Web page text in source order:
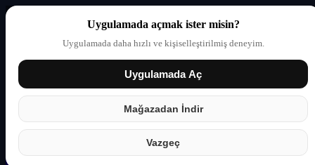
Uygulamada açmak ister misin?
Uygulamada daha hızlı ve kişiselleştirilmiş deneyim.
Uygulamada Aç
Mağazadan İndir
Vazgeç
Giriş yap Partner